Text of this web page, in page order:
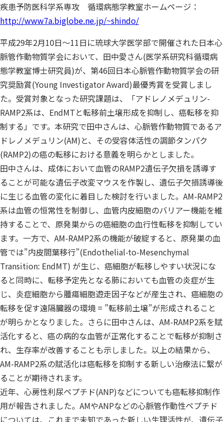
疾患予防医科学系専攻 循環病態学教室ホームページ：
http://www7a.biglobe.ne.jp/~shindo/
平成29年2月10日～11日に琉球大学医学部で開催された日本心
脈管作動物質学会において、田中愛さん(医学系研究科循環病
態学教室博士研究員)が、第46回日本心脈管作動物質学会の研
究奨励賞(Young Investigator Award)最優秀賞を受賞しまし
た。受賞対象となった研究課題は、「アドレノメデュリン-
RAMP2系は、EndMTと転移前土壌形成を抑制し、癌転移を抑
制する」です。本研究で田中さんは、心脈管作動物質であるア
ドレノメデュリン(AM)と、その受容体活性の調節タンパク
(RAMP2)の癌の転移における意義を明らかとしました。
田中さんは、成体において血管のRAMP2遺伝子欠損を誘導す
ることが可能な遺伝子改変マウスを作製し、遺伝子欠損誘導後
に生じる血管の変化に着目した検討を行いました。AM-RAMP2
系は血管の恒常性を制御し、血管内皮細胞のバリアー機能を維
持することで、原発巣からの癌細胞の血行性転移を抑制してい
ます。一方で、AM-RAMP2系の機能が破綻すると、原発巣の血
管では”内皮間葉移行”(Endothelial-to-Mesenchymal
Transition: EndMT) が生じ、癌細胞が転移しやすい状況にな
ると同時に、転移予定先となる肺においても血管の炎症が生
じ、炎症細胞から腫瘍細胞遊走因子などが産生され、癌細胞の
転移を促す遠隔臓器の環境 = ”転移前土壌”が形成されること
が明らかとなりました。さらに田中さんは、AM-RAMP2系を賦
活化すると、癌の病的な血管が正常化することで転移が抑制さ
れ、生存率が改善することも示しました。以上の結果から、
AM-RAMP2系の賦活化は癌転移を抑制する新しい治療法に繋が
ることが期待されます。
近年、心房性利尿ペプチド(ANP)などについても癌転移抑制作
用が報告されました。AMやANPなどの心脈管作動性ペプチド
については、これまで未知であった新しい生理活性が、遺伝子